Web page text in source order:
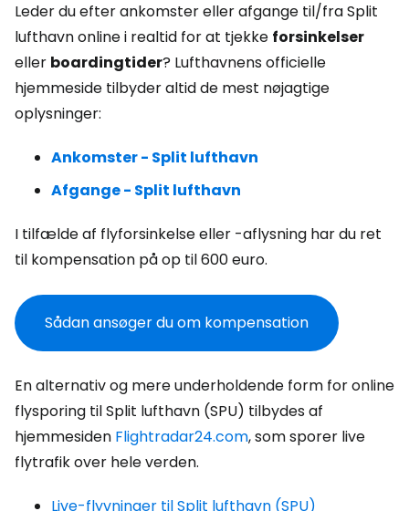
Leder du efter ankomster eller afgange til/fra Split
lufthavn online i realtid for at tjekke forsinkelser
eller boardingtider? Lufthavnens officielle
hjemmeside tilbyder altid de mest nøjagtige
oplysninger:
Ankomster - Split lufthavn
Afgange - Split lufthavn
I tilfælde af flyforsinkelse eller -aflysning har du ret
til kompensation på op til 600 euro.
Sådan ansøger du om kompensation
En alternativ og mere underholdende form for online
flysporing til Split lufthavn (SPU) tilbydes af
hjemmesiden Flightradar24.com, som sporer live
flytrafik over hele verden.
Live-flyvninger til Split lufthavn (SPU)